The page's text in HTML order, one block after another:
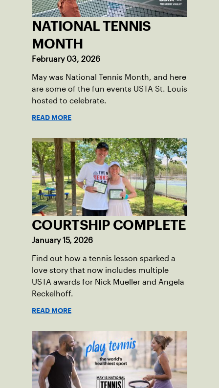
NATIONAL TENNIS
MONTH
February 03, 2026
May was National Tennis Month, and here
are some of the fun events USTA St. Louis
hosted to celebrate.
READ MORE
COURTSHIP COMPLETE
January 15, 2026
Find out how a tennis lesson sparked a
love story that now includes multiple
USTA awards for Nick Mueller and Angela
Reckelhoff.
READ MORE